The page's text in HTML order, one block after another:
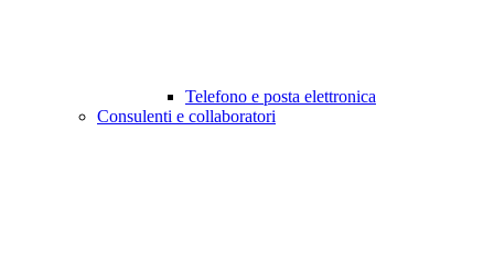
Telefono e posta elettronica
Consulenti e collaboratori